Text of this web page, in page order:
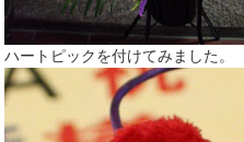
ハートピックを付けてみました。